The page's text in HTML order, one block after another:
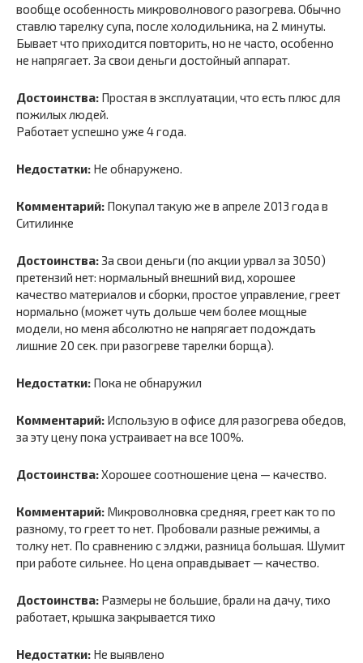
вообще особенность микроволнового разогрева. Обычно
ставлю тарелку супа, после холодильника, на 2 минуты.
Бывает что приходится повторить, но не часто, особенно
не напрягает. За свои деньги достойный аппарат.
Достоинства: Простая в эксплуатации, что есть плюс для
пожилых людей.
Работает успешно уже 4 года.
Недостатки: Не обнаружено.
Комментарий: Покупал такую же в апреле 2013 года в
Ситилинке
Достоинства: За свои деньги (по акции урвал за 3050)
претензий нет: нормальный внешний вид, хорошее
качество материалов и сборки, простое управление, греет
нормально (может чуть дольше чем более мощные
модели, но меня абсолютно не напрягает подождать
лишние 20 сек. при разогреве тарелки борща).
Недостатки: Пока не обнаружил
Комментарий: Использую в офисе для разогрева обедов,
за эту цену пока устраивает на все 100%.
Достоинства:Хорошее соотношение цена — качество.
Комментарий: Микроволновка средняя, греет как то по
разному, то греет то нет. Пробовали разные режимы, а
толку нет. По сравнению с элджи, разница большая. Шумит
при работе сильнее. Но цена оправдывает — качество.
Достоинства: Размеры не большие, брали на дачу, тихо
работает, крышка закрывается тихо
Недостатки: Не выявлено